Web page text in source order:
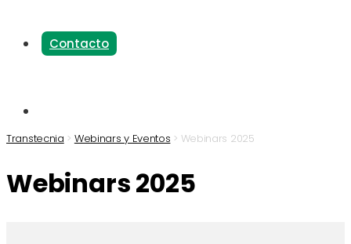
Contacto
Transtecnia > Webinars y Eventos > Webinars 2025
Webinars 2025